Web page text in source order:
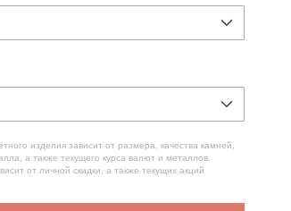
изделия зависит от размера, качества камней,
а также текущего курса валют и металлов.
от личной скидки, а также текущих акций